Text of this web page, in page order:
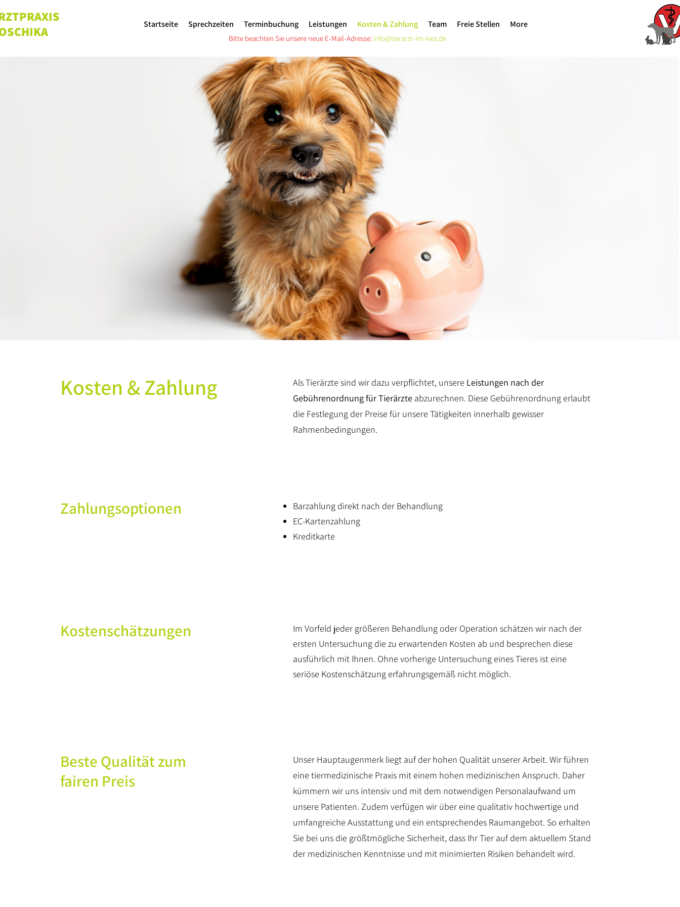
Startseite Sprechzeiten Terminbuchung Leistungen Kosten & Zahlung Team Freie Stellen More
Bitte beachten Sie unsere neue E-Mail-Adresse: info@tierarzt-im-kiez.de
Kosten & Zahlung Als Tierärzte sind wir dazu verpflichtet, unsere Leistungen nach der
Gebührenordnung für Tierärzte abzurechnen. Diese Gebührenordnung erlaubt
die Festlegung der Preise für unsere Tätigkeiten innerhalb gewisser
Rahmenbedingungen.
Zahlungsoptionen Barzahlung direkt nach der Behandlung
EC-Kartenzahlung
Kreditkarte
Kostenschätzungen
Im Vorfeld jeder größeren Behandlung oder Operation schätzen wir nach der
ersten Untersuchung die zu erwartenden Kosten ab und besprechen diese
ausführlich mit Ihnen. Ohne vorherige Untersuchung eines Tieres ist eine
seriöse Kostenschätzung erfahrungsgemäß nicht möglich.
Beste Qualität zum
fairen Preis
Unser Hauptaugenmerk liegt auf der hohen Qualität unserer Arbeit. Wir führen
eine tiermedizinische Praxis mit einem hohen medizinischen Anspruch. Daher
kümmern wir uns intensiv und mit dem notwendigen Personalaufwand um
unsere Patienten. Zudem verfügen wir über eine qualitativ hochwertige und
umfangreiche Ausstattung und ein entsprechendes Raumangebot. So erhalten
Sie bei uns die größtmögliche Sicherheit, dass Ihr Tier auf dem aktuellem Stand
der medizinischen Kenntnisse und mit minimierten Risiken behandelt wird.